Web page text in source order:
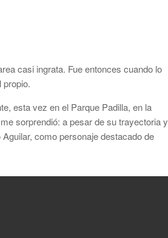
casi ingrata. Fue entonces cuando lo
esta vez en el Parque Padilla, en la
sorprendió: a pesar de su trayectoria y
como personaje destacado de